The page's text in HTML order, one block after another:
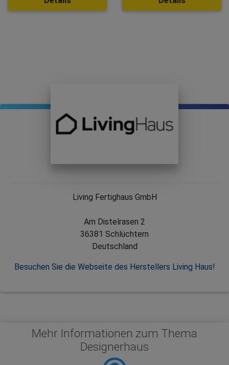
Living Fertighaus GmbH
Am Distelrasen 2
36381 Schlüchtern
Deutschland
Besuchen Sie die Webseite des Herstellers Living Haus!
Mehr Informationen zum Thema
Designerhaus